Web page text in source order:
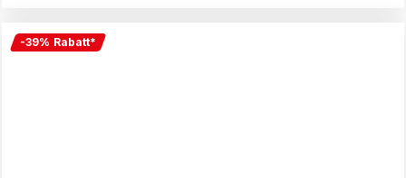
-39% Rabatt*